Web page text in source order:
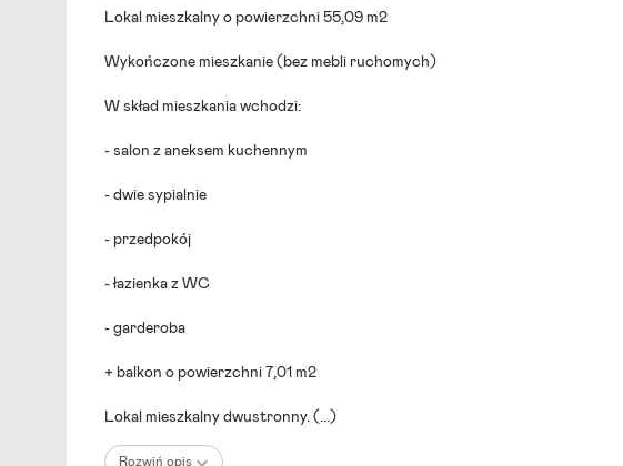
Lokal mieszkalny o powierzchni 55,09 m2
Wykończone mieszkanie (bez mebli ruchomych)
W skład mieszkania wchodzi:
- salon z aneksem kuchennym
- dwie sypialnie
- przedpokój
- łazienka z WC
- garderoba
+ balkon o powierzchni 7,01 m2
Lokal mieszkalny dwustronny. (...)
Rozwiń opis